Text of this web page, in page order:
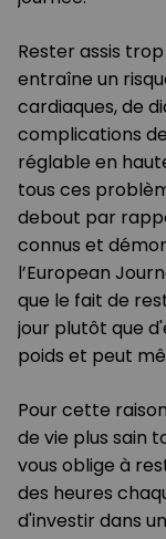
Rester assis
entraîne un
cardiaques, de
complications
réglable en
tous ces
debout par
connus et
l’European
que le fait de
jour plutôt que
poids et peut
Pour cette
de vie plus sain
vous oblige à
des heures
d'investir dans